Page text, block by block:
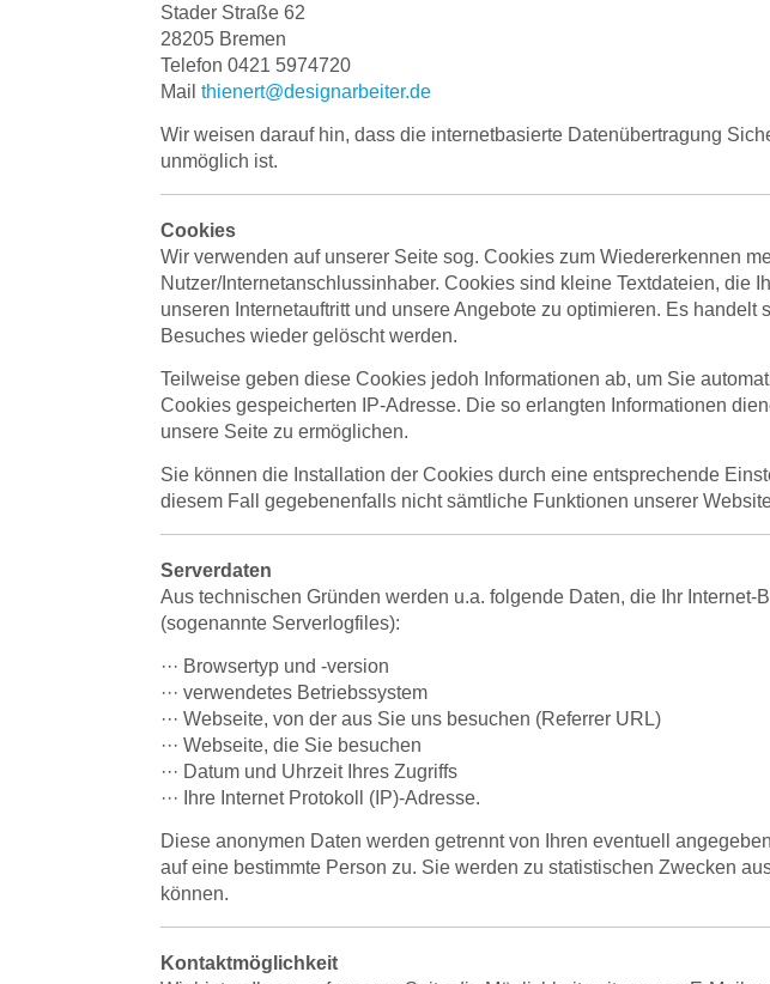
Stader Straße 62
28205 Bremen
Telefon 0421 5974720
Mailthienert@designarbeiter.de
Wir weisen darauf hin, dass die internetbasierte Datenübertragung
unmöglich ist.
Cookies
Wir verwenden auf unserer Seite sog. Cookies zum Wiedererkennen
Nutzer/Internetanschlussinhaber. Cookies sind kleine Textdateien, die
unseren Internetauftritt und unsere Angebote zu optimieren. Es
Besuches wieder gelöscht werden.
Teilweise geben diese Cookies jedoh Informationen ab, um Sie
Cookies gespeicherten IP-Adresse. Die so erlangten Informationen
unsere Seite zu ermöglichen.
Sie können die Installation der Cookies durch eine entsprechende
diesem Fall gegebenenfalls nicht sämtliche Funktionen unserer
Serverdaten
Aus technischen Gründen werden u.a. folgende Daten, die Ihr
(sogenannte Serverlogfiles):
··· Browsertyp und -version
··· verwendetes Betriebssystem
··· Webseite, von der aus Sie uns besuchen (Referrer URL)
··· Webseite, die Sie besuchen
··· Datum und Uhrzeit Ihres Zugriffs
··· Ihre Internet Protokoll (IP)-Adresse.
Diese anonymen Daten werden getrennt von Ihren eventuell
auf eine bestimmte Person zu. Sie werden zu statistischen Zwecken
können.
Kontaktmöglichkeit